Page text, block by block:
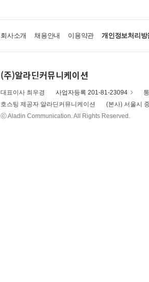
회사소개 채용안내 이용약관 개인정보처리방
(주)알라딘커뮤니케이션
대표이사 최우경 사업자등록 201-81-23094
호스팅 제공자 알라딘커뮤니케이션
(본사) 서울시
ⓒ Aladin Communication. All Rights Reserved.